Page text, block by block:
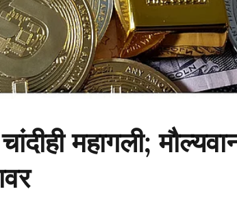
महागली;